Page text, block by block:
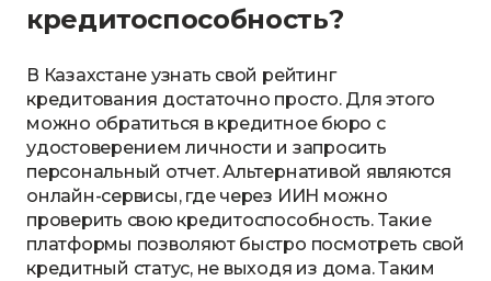
кредитоспособность?
В Казахстане узнать свой рейтинг
кредитования достаточно просто. Для этого
можно обратиться в кредитное бюро с
удостоверением личности и запросить
персональный отчет. Альтернативой являются
онлайн-сервисы, где через ИИН можно
проверить свою кредитоспособность. Такие
платформы позволяют быстро посмотреть свой
кредитный статус, не выходя из дома. Таким